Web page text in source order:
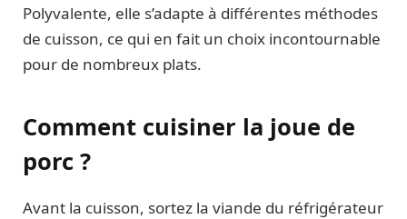
Polyvalente, elle s’adapte à différentes méthodes
de cuisson, ce qui en fait un choix incontournable
pour de nombreux plats.
Comment cuisiner la joue de
porc ?
Avant la cuisson, sortez la viande du réfrigérateur